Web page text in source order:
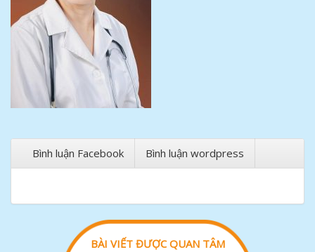
Bình luận Facebook Bình luận wordpress
BÀI VIẾT ĐƯỢC QUAN TÂM